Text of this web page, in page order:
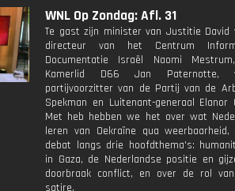
WNL Op Zondag: Afl. 31
Te gast zijn minister van Justitie David
directeur van het Centrum
Documentatie Israël Naomi
Kamerlid D66 Jan Paternotte,
partijvoorzitter van de Partij van de
Spekman en Luitenant-generaal Elanor
Met heb hebben we het over wat
leren van Oekraïne qua
debat langs drie hoofdthema's:
in Gaza, de Nederlandse positie en
doorbraak conflict, en over de rol
satire.